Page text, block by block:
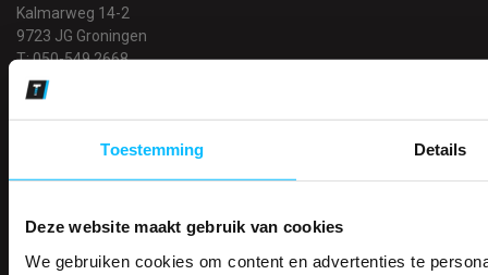
Toestemming Details
Deze website maakt gebruik van cookies
We gebruiken cookies om content en advertenties te
Kalmarweg 14-2
9723 JG Groningen
T: 050-549 2668
E:info@teaco.nl
KvK: 02098243
Telefonisch bereikbaar: